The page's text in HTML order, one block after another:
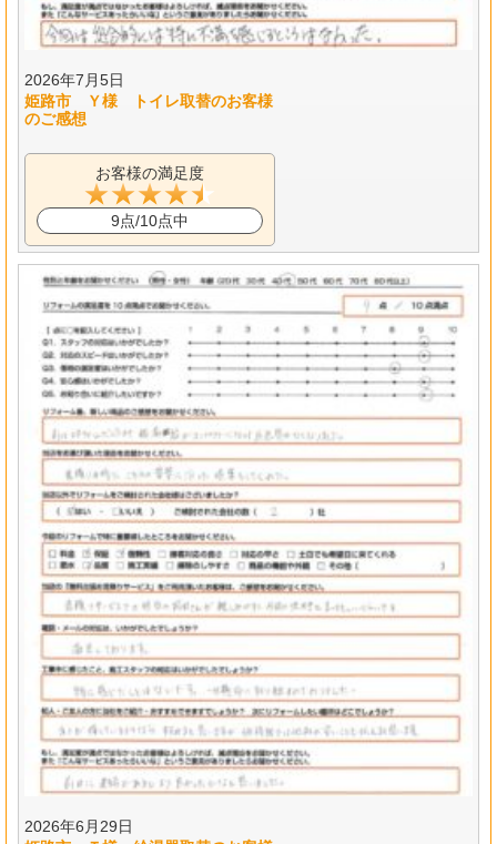
2026年7月5日
姫路市 Ｙ様 トイレ取替のお客様
のご感想
お客様の満足度
9点/10点中
2026年6月29日